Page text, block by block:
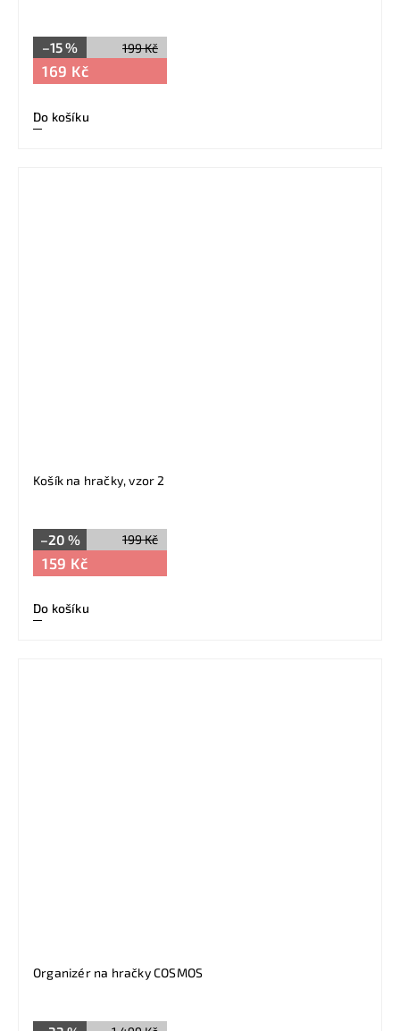
199 Kč
–15 %
169 Kč
Do košíku
Košík na hračky, vzor 2
199 Kč
–20 %
159 Kč
Do košíku
Organizér na hračky COSMOS